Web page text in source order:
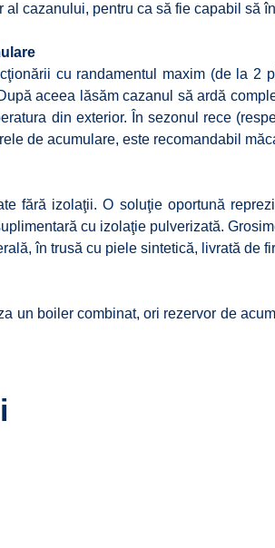
cazanului, pentru ca să fie capabil să
cu randamentul maxim (de la
aceea lăsăm cazanul să ardă
din exterior. În sezonul rece
de acumulare, este recomandabil
fără izolaţii. O soluţie oportună
cu izolaţie pulverizată.
în trusă cu piele sintetică, livrată de
un boiler combinat, ori rezervor de